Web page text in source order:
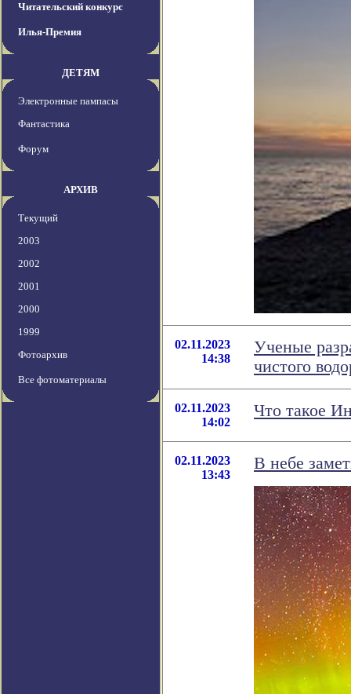
Читательский конкурс
Илья-Премия
ДЕТЯМ
Электронные пампасы
Фантастика
Форум
АРХИВ
Текущий
2003
2002
2001
2000
1999
Фотоархив
Все фотоматериалы
02.11.2023
14:38
Ученые
чистого
02.11.2023
14:02
Что такое
02.11.2023
13:43
В небе